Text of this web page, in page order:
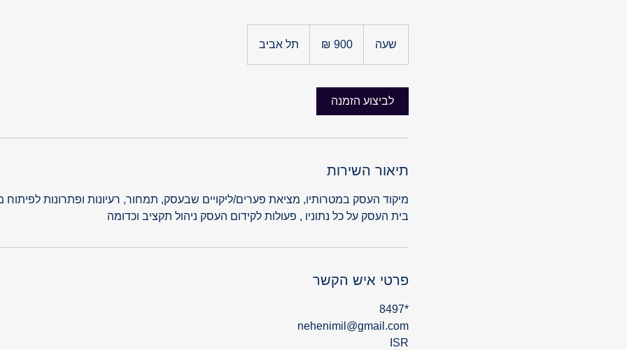
שעה
חדשים
תל אביב
לביצוע הזמנה
תיאור השירות
מיקוד העסק במטרותיו, מציאת פערים/ליקויים שבעסק, תמחור, רעיונות ופתרונות
בית העסק על כל נתוניו , פעולות לקידום העסק ניהול תקציב וכדומה
פרטי איש הקשר
*8497
nehenimil@gmail.com
ISR